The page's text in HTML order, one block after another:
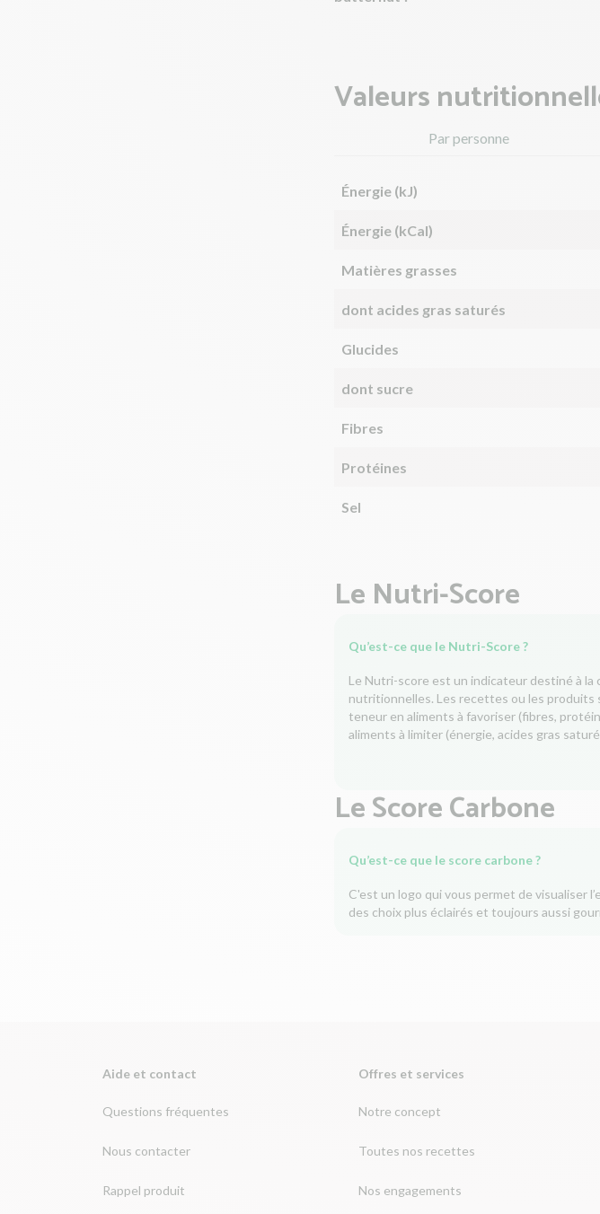
Valeurs
Par personne
Énergie (kJ)
Énergie (kCal)
Matières grasses
dont acides gras saturés
Glucides
dont sucre
Fibres
Protéines
Sel
Le Nutri-Score
Qu’est-ce que le Nutri-Score ?
Le Nutri-score est un indicateur destiné à
nutritionnelles. Les recettes ou les produits
teneur en aliments à favoriser (fibres,
aliments à limiter (énergie, acides gras
Le Score Carbone
Qu’est-ce que le score carbone ?
C'est un logo qui vous permet de visualiser
des choix plus éclairés et toujours aussi
Aide et contact
Questions fréquentes
Nous contacter
Rappel produit
Offres et services
Notre concept
Toutes nos recettes
Nos engagements